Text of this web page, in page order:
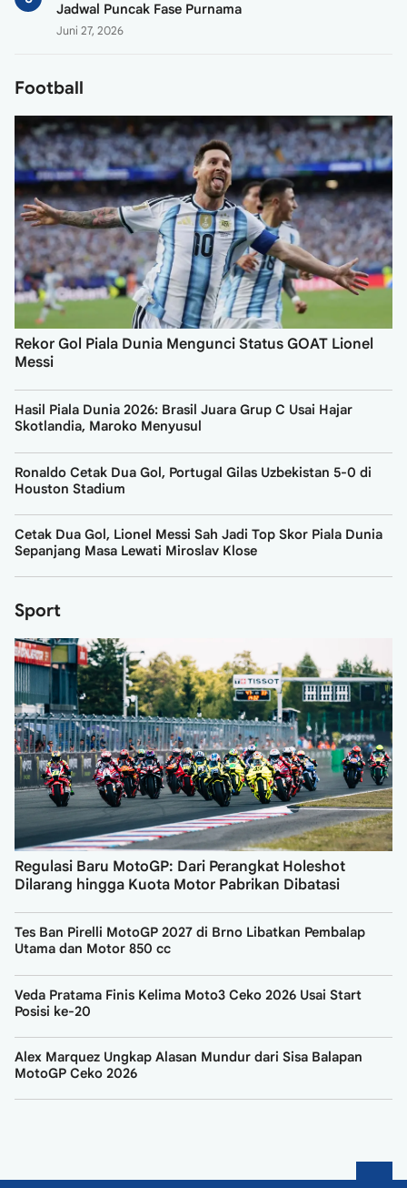
Jadwal Puncak Fase Purnama
Juni 27, 2026
Football
Rekor Gol Piala Dunia Mengunci Status GOAT Lionel
Messi
Hasil Piala Dunia 2026: Brasil Juara Grup C Usai Hajar
Skotlandia, Maroko Menyusul
Ronaldo Cetak Dua Gol, Portugal Gilas Uzbekistan 5-0 di
Houston Stadium
Cetak Dua Gol, Lionel Messi Sah Jadi Top Skor Piala Dunia
Sepanjang Masa Lewati Miroslav Klose
Sport
Regulasi Baru MotoGP: Dari Perangkat Holeshot
Dilarang hingga Kuota Motor Pabrikan Dibatasi
Tes Ban Pirelli MotoGP 2027 di Brno Libatkan Pembalap
Utama dan Motor 850 cc
Veda Pratama Finis Kelima Moto3 Ceko 2026 Usai Start
Posisi ke-20
Alex Marquez Ungkap Alasan Mundur dari Sisa Balapan
MotoGP Ceko 2026